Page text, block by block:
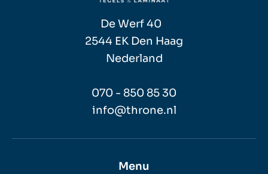
De Werf 40
2544 EK Den Haag
Nederland
070 - 850 85 30
info@throne.nl
Menu